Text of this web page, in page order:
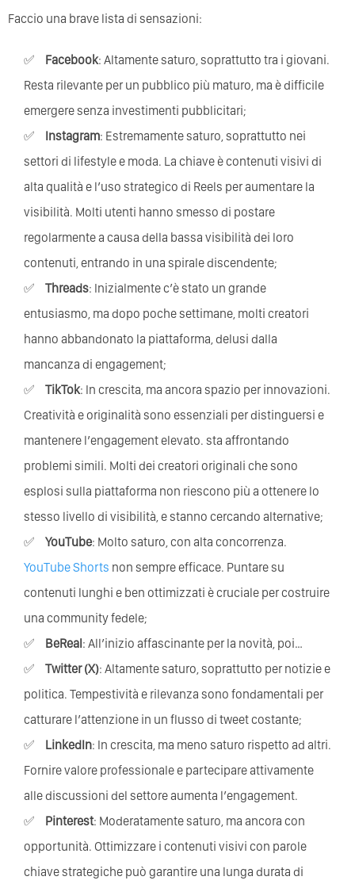
Faccio una brave lista di sensazioni:
Facebook: Altamente saturo, soprattutto tra i giovani.
Resta rilevante per un pubblico più maturo, ma è difficile
emergere senza investimenti pubblicitari;
Instagram: Estremamente saturo, soprattutto nei
settori di lifestyle e moda. La chiave è contenuti visivi di
alta qualità e l’uso strategico di Reels per aumentare la
visibilità. Molti utenti hanno smesso di postare
regolarmente a causa della bassa visibilità dei loro
contenuti, entrando in una spirale discendente;
Threads: Inizialmente c’è stato un grande
entusiasmo, ma dopo poche settimane, molti creatori
hanno abbandonato la piattaforma, delusi dalla
mancanza di engagement;
TikTok: In crescita, ma ancora spazio per innovazioni.
Creatività e originalità sono essenziali per distinguersi e
mantenere l’engagement elevato. sta affrontando
problemi simili. Molti dei creatori originali che sono
esplosi sulla piattaforma non riescono più a ottenere lo
stesso livello di visibilità, e stanno cercando alternative;
YouTube: Molto saturo, con alta concorrenza.
YouTube Shorts non sempre efficace. Puntare su
contenuti lunghi e ben ottimizzati è cruciale per costruire
una community fedele;
BeReal: All’inizio affascinante per la novità, poi…
Twitter (X): Altamente saturo, soprattutto per notizie e
politica. Tempestività e rilevanza sono fondamentali per
catturare l’attenzione in un flusso di tweet costante;
LinkedIn: In crescita, ma meno saturo rispetto ad altri.
Fornire valore professionale e partecipare attivamente
alle discussioni del settore aumenta l’engagement.
Pinterest: Moderatamente saturo, ma ancora con
opportunità. Ottimizzare i contenuti visivi con parole
chiave strategiche può garantire una lunga durata di